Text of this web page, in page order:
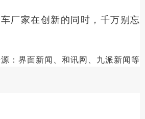
厂家在创新的同时，千万别忘
：界面新闻、和讯网、九派新闻等